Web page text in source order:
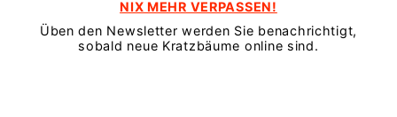
NIX MEHR VERPASSEN!
Üben den Newsletter werden Sie benachrichtigt,
sobald neue Kratzbäume online sind.